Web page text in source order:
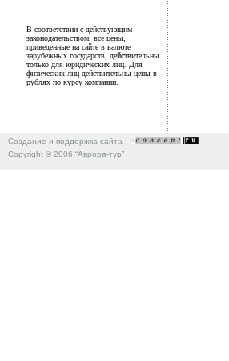
В соответствии с действующим
законодательством, все цены,
приведенные на сайте в валюте
зарубежных государств, действительны
только для юридических лиц. Для
физических лиц действительны цены в
рублях по курсу компании.
Создание и поддержка сайта
Copyright © 2006 “Аврора-тур”